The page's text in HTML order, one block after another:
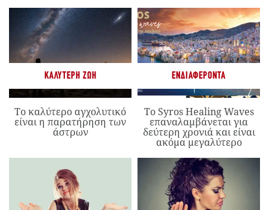
ΚΑΛΎΤΕΡΗ ΖΩΉ
Το καλύτερο αγχολυτικό
είναι η παρατήρηση των
άστρων
ΕΝΔΙΑΦΈΡΟΝΤΑ
Το Syros Healing Waves
επαναλαμβάνεται για
δεύτερη χρονιά και είναι
ακόμα μεγαλύτερο